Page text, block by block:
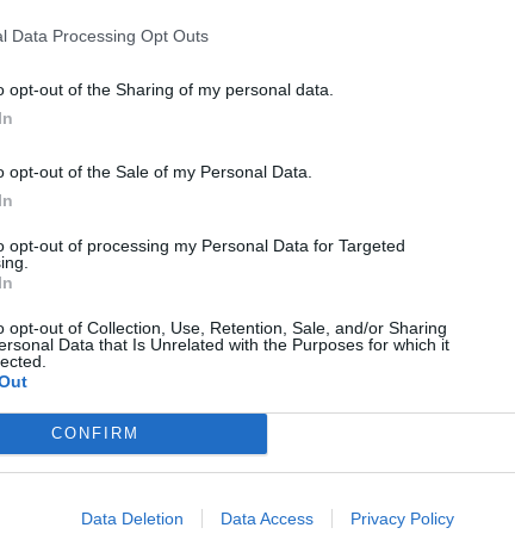
Data Processing Opt Outs
opt-out of the Sharing of my personal data.
opt-out of the Sale of my Personal Data.
opt-out of processing my Personal Data for Targeted
opt-out of Collection, Use, Retention, Sale, and/or Sharing
Data that Is Unrelated with the Purposes for which it
CONFIRM
Data Deletion Data Access Privacy Policy
d'avis
IRS
autre
IRS